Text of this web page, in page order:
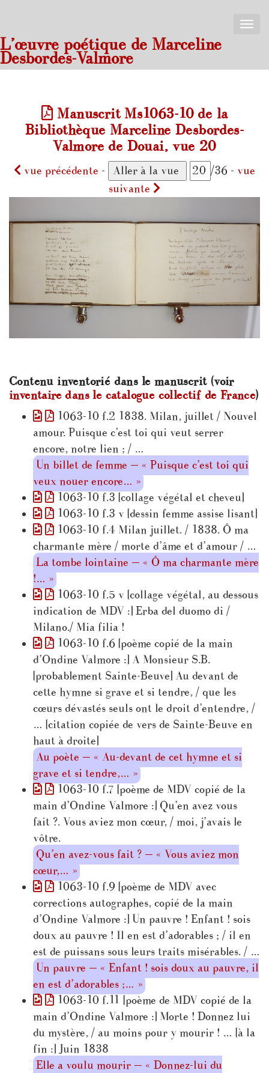
Toggle
L’œuvre poétique de Marceline
Desbordes-Valmore
Manuscrit Ms1063-10 de la
Bibliothèque Marceline Desbordes-
Valmore de Douai, vue 20
vue précédente - /36 - vue
suivante
Contenu inventorié dans le manuscrit (voir
inventaire dans le catalogue collectif de France)
1063-10 f.2 1838. Milan, juillet / Nouvel
amour. Puisque c’est toi qui veut serrer
encore, notre lien ; / …
Un billet de femme — « Puisque c’est toi qui
veux nouer encore… »
1063-10 f.3 [collage végétal et cheveu]
1063-10 f.3 v [dessin femme assise lisant]
1063-10 f.4 Milan juillet. / 1838. Ô ma
charmante mère / morte d’âme et d’amour / …
La tombe lointaine — « Ô ma charmante mère
!… »
1063-10 f.5 v [collage végétal, au dessous
indication de MDV :] Erba del duomo di /
Milano./ Mia filia !
1063-10 f.6 [poème copié de la main
d’Ondine Valmore :] A Monsieur S.B.
[probablement Sainte-Beuve] Au devant de
cette hymne si grave et si tendre, / que les
cœurs dévastés seuls ont le droit d’entendre, /
… [citation copiée de vers de Sainte-Beuve en
haut à droite]
Au poète — « Au-devant de cet hymne et si
grave et si tendre,… »
1063-10 f.7 [poème de MDV copié de la
main d’Ondine Valmore :] Qu’en avez vous
fait ?. Vous aviez mon cœur, / moi, j’avais le
vôtre.
Qu’en avez-vous fait ? — « Vous aviez mon
cœur,… »
1063-10 f.9 [poème de MDV avec
corrections autographes, copié de la main
d’Ondine Valmore :] Un pauvre ! Enfant ! sois
doux au pauvre ! Il en est d’adorables ; / il en
est de puissans sous leurs traits misérables. / …
Un pauvre — « Enfant ! sois doux au pauvre, il
en est d’adorables ;… »
1063-10 f.11 [poème de MDV copié de la
main d’Ondine Valmore :] Morte ! Donnez lui
du mystère, / au moins pour y mourir ! … [à la
fin :] Juin 1838
Elle a voulu mourir — « Donnez-lui du